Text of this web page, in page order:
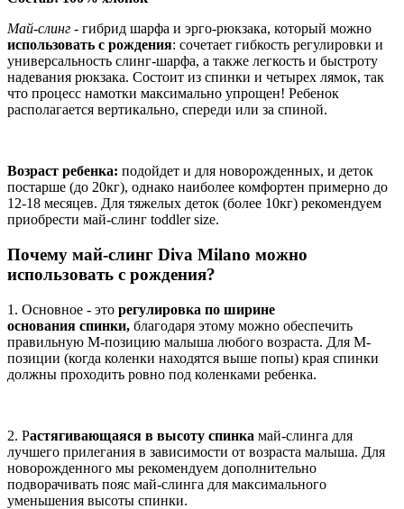
Май-слинг - гибрид шарфа и эрго-рюкзака, который можно
использовать с рождения: сочетает гибкость регулировки и
универсальность слинг-шарфа, а также легкость и быстроту
надевания рюкзака. Состоит из спинки и четырех лямок, так
что процесс намотки максимально упрощен! Ребенок
располагается вертикально, спереди или за спиной.
Возраст ребенка: подойдет и для новорожденных, и деток
постарше (до 20кг), однако наиболее комфортен примерно до
12-18 месяцев. Для тяжелых деток (более 10кг) рекомендуем
приобрести май-слинг toddler size.
Почему май-слинг Diva Milano можно
использовать с рождения?
1. Основное - это регулировка по ширине
основания спинки, благодаря этому можно обеспечить
правильную М-позицию малыша любого возраста. Для М-
позиции (когда коленки находятся выше попы) края спинки
должны проходить ровно под коленками ребенка.
2. Растягивающаяся в высоту спинка май-слинга для
лучшего прилегания в зависимости от возраста малыша. Для
новорожденного мы рекомендуем дополнительно
подворачивать пояс май-слинга для максимального
уменьшения высоты спинки.